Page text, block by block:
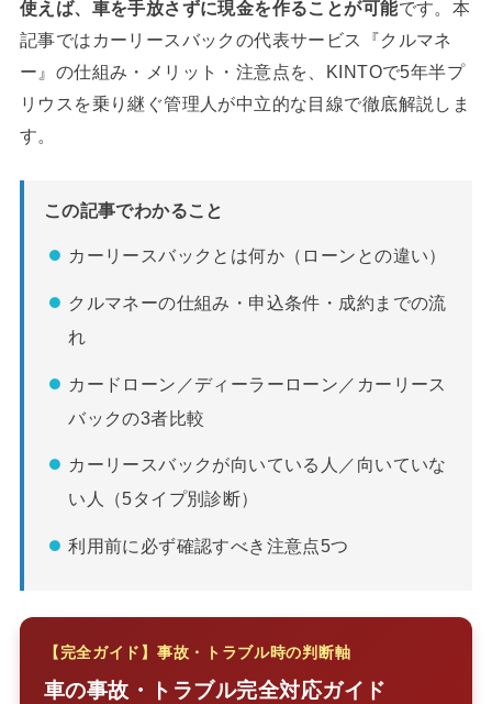
使えば、車を手放さずに現金を作ることが可能です。本
記事ではカーリースバックの代表サービス『クルマネ
ー』の仕組み・メリット・注意点を、KINTOで5年半プ
リウスを乗り継ぐ管理人が中立的な目線で徹底解説しま
す。
この記事でわかること
カーリースバックとは何か（ローンとの違い）
クルマネーの仕組み・申込条件・成約までの流
れ
カードローン／ディーラーローン／カーリース
バックの3者比較
カーリースバックが向いている人／向いていな
い人（5タイプ別診断）
利用前に必ず確認すべき注意点5つ
【完全ガイド】事故・トラブル時の判断軸
車の事故・トラブル完全対応ガイド